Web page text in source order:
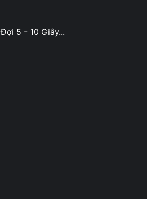
Đợi 5 - 10 Giây...